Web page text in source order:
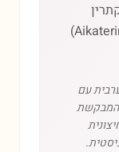
(Katherine), שמקורו ביוונית (Aikaterine)
עם
המבקשת